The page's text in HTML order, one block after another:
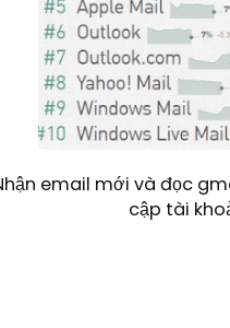
email mới và đọc
cập tài